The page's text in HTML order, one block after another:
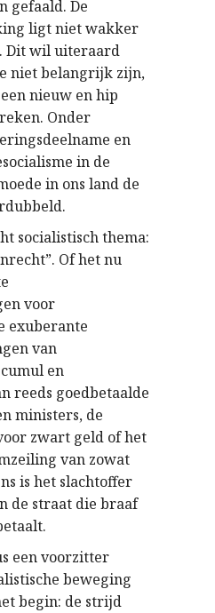
gefaald. De
ligt niet wakker
Dit wil uiteraard
niet belangrijk zijn,
nieuw en hip
Onder
en
in de
in ons land de
socialistisch thema:
Of het nu
voor
exuberante
van
en
reeds goedbetaalde
ministers, de
zwart geld of het
van zowat
is het slachtoffer
de straat die braaf
een voorzitter
beweging
begin: de strijd